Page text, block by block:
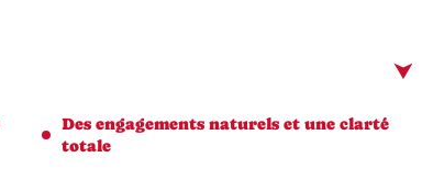
Des engagements naturels et une clarté
totale